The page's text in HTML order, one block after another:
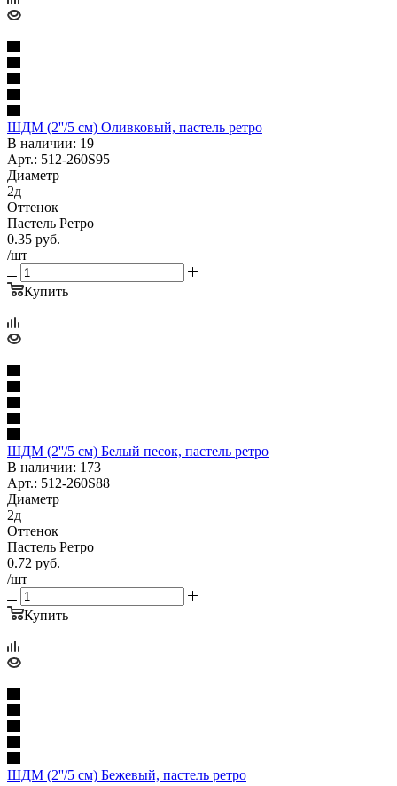
ШДМ (2''/5 см) Оливковый, пастель ретро
В наличии: 19
Арт.: 512-260S95
Диаметр
2д
Оттенок
Пастель Ретро
0.35 руб.
/шт
Купить
ШДМ (2''/5 см) Белый песок, пастель ретро
В наличии: 173
Арт.: 512-260S88
Диаметр
2д
Оттенок
Пастель Ретро
0.72 руб.
/шт
Купить
ШДМ (2''/5 см) Бежевый, пастель ретро